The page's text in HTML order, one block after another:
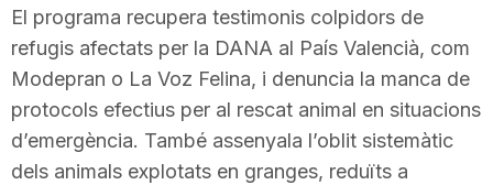
El programa recupera testimonis colpidors de
refugis afectats per la DANA al País Valencià, com
Modepran o La Voz Felina, i denuncia la manca de
protocols efectius per al rescat animal en situacions
d’emergència. També assenyala l’oblit sistemàtic
dels animals explotats en granges, reduïts a